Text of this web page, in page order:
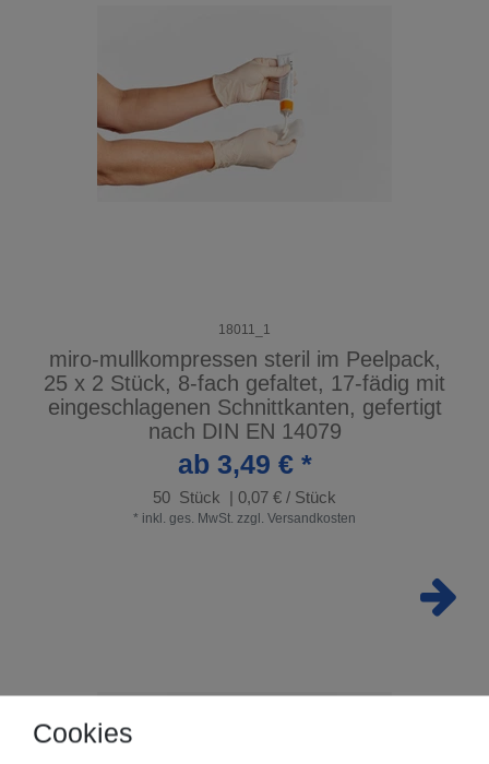
18011_1
miro-mullkompressen steril im Peelpack,
25 x 2 Stück, 8-fach gefaltet, 17-fädig mit
eingeschlagenen Schnittkanten, gefertigt
nach DIN EN 14079
ab 3,49 € *
50 Stück | 0,07 € / Stück
* inkl. ges. MwSt. zzgl. Versandkosten
Cookies